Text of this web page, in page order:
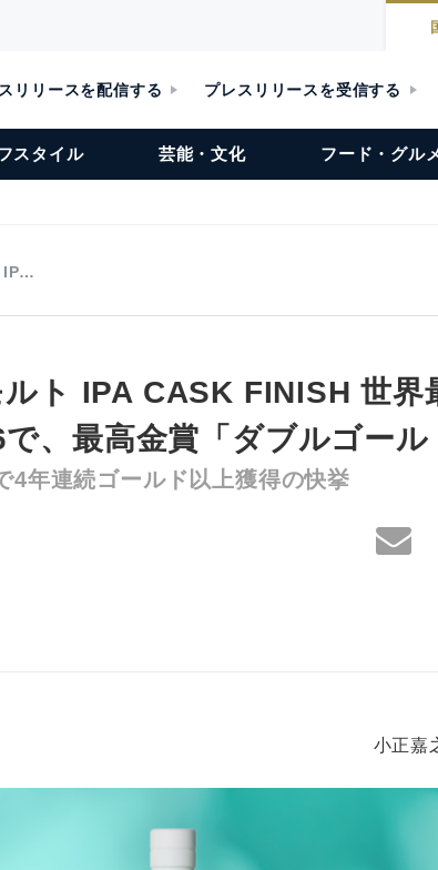
リリースを配信する プレスリリースを受信する
スタイル 芸能・文化 フード・グル
IP…
ト IPA CASK FINISH 世界
、最高金賞「ダブルゴール
4年連続ゴールド以上獲得の快挙
小正嘉